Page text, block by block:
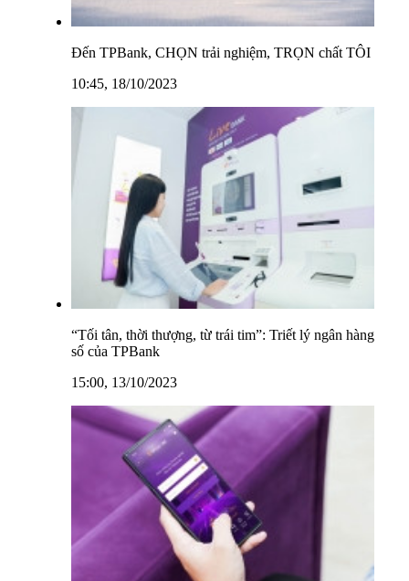
Đến TPBank, CHỌN trải nghiệm, TRỌN chất TÔI
10:45, 18/10/2023
“Tối tân, thời thượng, từ trái tim”: Triết lý ngân hàng
số của TPBank
15:00, 13/10/2023